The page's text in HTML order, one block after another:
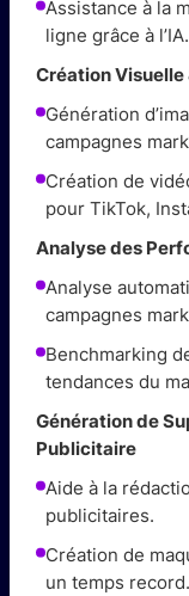
Assistance à la
ligne grâce à l’IA.
Création
Génération
campagnes
Création de
pour TikTok,
Analyse des
Analyse
campagnes
Benchmarking
tendances du
Génération de
Publicitaire
Aide à la
publicitaires.
Création de
un temps record.